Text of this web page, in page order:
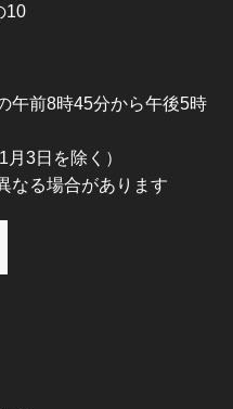
10
午前8時45分から午後5時
3日を除く）
なる場合があります